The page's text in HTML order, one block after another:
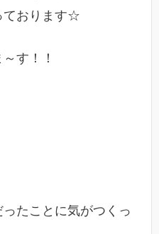
ております☆
す！！
たことに気がつくっ